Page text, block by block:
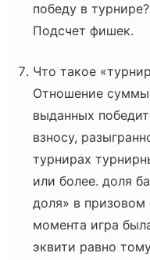
победу в турнире?
Подсчет фишек.
Что такое
Отношение
выданных
взносу,
турнирах
или более. доля
доля» в призовом
момента игра
эквити равно